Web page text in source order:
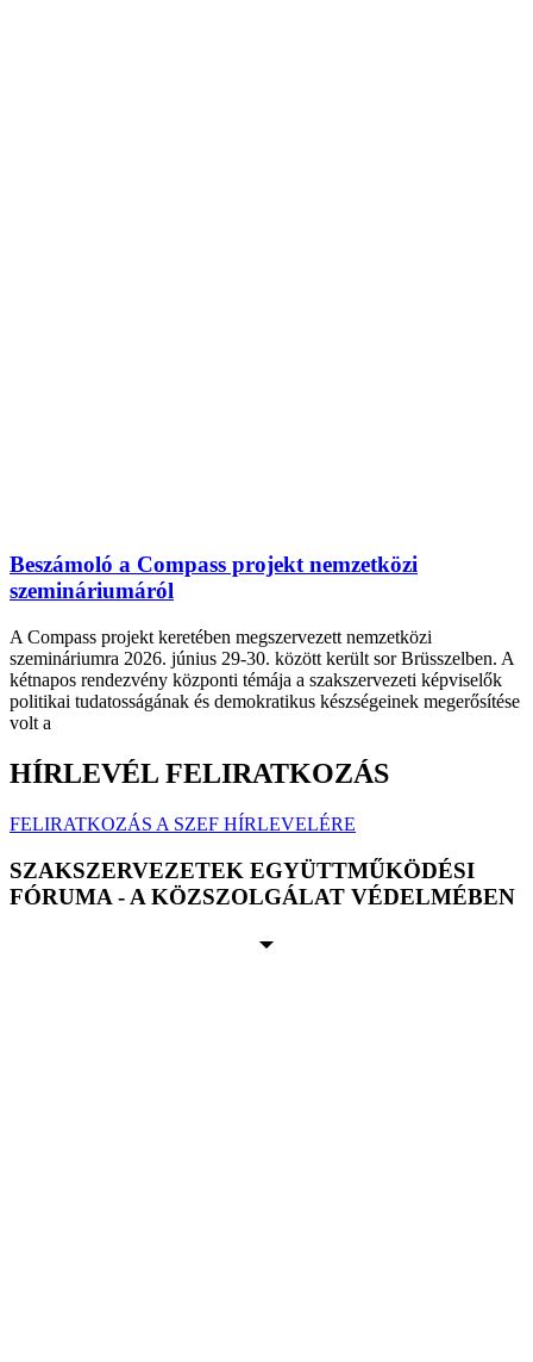
Beszámoló a Compass projekt nemzetközi
szemináriumáról
A Compass projekt keretében megszervezett nemzetközi
szemináriumra 2026. június 29-30. között került sor Brüsszelben. A
kétnapos rendezvény központi témája a szakszervezeti képviselők
politikai tudatosságának és demokratikus készségeinek megerősítése
volt a
HÍRLEVÉL FELIRATKOZÁS
FELIRATKOZÁS A SZEF HÍRLEVELÉRE
SZAKSZERVEZETEK EGYÜTTMŰKÖDÉSI
FÓRUMA - A KÖZSZOLGÁLAT VÉDELMÉBEN